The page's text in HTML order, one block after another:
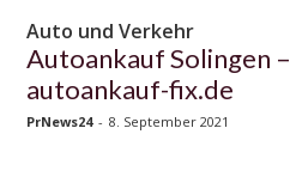
Auto und Verkehr
Autoankauf Solingen –
autoankauf-fix.de
PrNews24 - 8. September 2021